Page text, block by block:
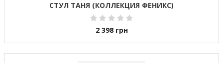
СТУЛ ТАНЯ (КОЛЛЕКЦИЯ ФЕНИКС)
2 398 грн